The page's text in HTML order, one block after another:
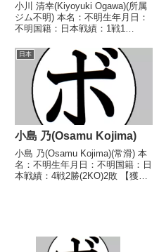
小川 清幸(Kiyoyuki Ogawa)(所属
ジム不明) 本名：不明生年月日：
不明国籍：日本戦績：1戦1
歴】1947/03/15 ●4R判定 (採点
不明) 井原 弥平(所属ジム不
明) 【補足情報】・BoxRe...
日本
小島 乃(Osamu Kojima)
小島 乃(Osamu Kojima)(常滑) 本
名：不明生年月日：不明国籍：日
本戦績：4戦2勝(2KO)2敗 【獲得